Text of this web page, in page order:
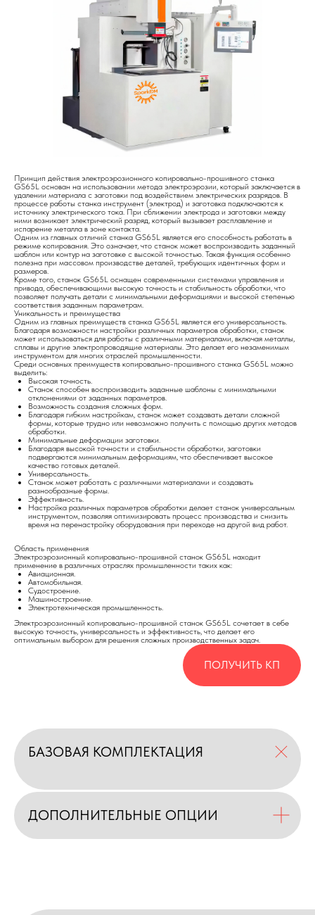
Принцип действия электроэрозионного копировально-прошивного станка
GS65L основан на использовании метода электроэрозии, который заключается в
удалении материала с заготовки под воздействием электрических разрядов. В
процессе работы станка инструмент (электрод) и заготовка подключаются к
источнику электрического тока. При сближении электрода и заготовки между
ними возникает электрический разряд, который вызывает расплавление и
испарение металла в зоне контакта.
Одним из главных отличий станка GS65L является его способность работать в
режиме копирования. Это означает, что станок может воспроизводить заданный
шаблон или контур на заготовке с высокой точностью. Такая функция особенно
полезна при массовом производстве деталей, требующих идентичных форм и
размеров.
Кроме того, станок GS65L оснащен современными системами управления и
привода, обеспечивающими высокую точность и стабильность обработки, что
позволяет получать детали с минимальными деформациями и высокой степенью
соответствия заданным параметрам.
Уникальность и преимущества
Одним из главных преимуществ станка GS65L является его универсальность.
Благодаря возможности настройки различных параметров обработки, станок
может использоваться для работы с различными материалами, включая металлы,
сплавы и другие электропроводящие материалы. Это делает его незаменимым
инструментом для многих отраслей промышленности.
Среди основных преимуществ копировально-прошивного станка GS65L можно
выделить:
Высокая точность.
Станок способен воспроизводить заданные шаблоны с минимальными
отклонениями от заданных параметров.
Возможность создания сложных форм.
Благодаря гибким настройкам, станок может создавать детали сложной
формы, которые трудно или невозможно получить с помощью других методов
обработки.
Минимальные деформации заготовки.
Благодаря высокой точности и стабильности обработки, заготовки
подвергаются минимальным деформациям, что обеспечивает высокое
качество готовых деталей.
Универсальность.
Станок может работать с различными материалами и создавать
разнообразные формы.
Эффективность.
Настройка различных параметров обработки делает станок универсальным
инструментом, позволяя оптимизировать процесс производства и снизить
время на перенастройку оборудования при переходе на другой вид работ.
Область применения
Электроэрозионный копировально-прошивной станок GS65L находит
применение в различных отраслях промышленности таких как:
Авиационная.
Автомобильная.
Судостроение.
Машиностроение.
Электротехническая промышленность.
Электроэрозионный копировально-прошивной станок GS65L сочетает в себе
высокую точность, универсальность и эффективность, что делает его
оптимальным выбором для решения сложных производственных задач.
ПОЛУЧИТЬ КП
БАЗОВАЯ КОМПЛЕКТАЦИЯ
ДОПОЛНИТЕЛЬНЫЕ ОПЦИИ